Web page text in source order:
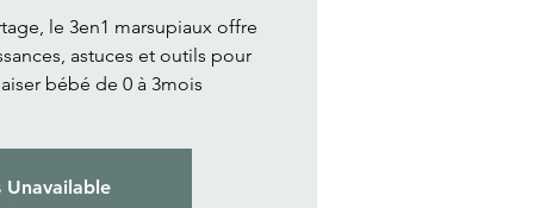
le 3en1 marsupiaux offre
astuces et outils pour
bébé de 0 à 3mois
Unavailable